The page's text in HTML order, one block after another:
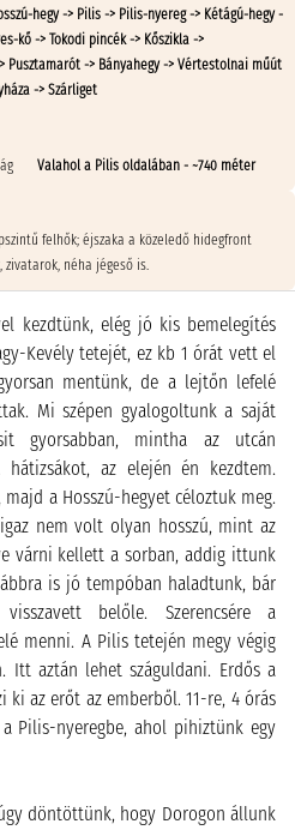
hegy -> Pilis -> Pilis-nyereg -> Kétágú-hegy -
kő -> Tokodi pincék -> Kőszikla ->
Pusztamarót -> Bányahegy -> Vértestolnai műút
-> Szárliget
Valahol a Pilis oldalában - ~740 méter
felhők; éjszaka a közeledő hidegfront
néha jégeső is.
kezdtünk, elég jó kis bemelegítés
Kevély tetejét, ez kb 1 órát vett el
mentünk, de a lejtőn lefelé
Mi szépen gyalogoltunk a saját
gyorsabban, mintha az utcán
az elején én kezdtem.
a Hosszú-hegyet céloztuk meg.
nem volt olyan hosszú, mint az
várni kellett a sorban, addig ittunk
is jó tempóban haladtunk, bár
belőle. Szerencsére a
menni. A Pilis tetején megy végig
Itt aztán lehet száguldani. Erdős a
ki az erőt az emberből. 11-re, 4 órás
Pilis-nyeregbe, ahol pihiztünk egy
döntöttünk, hogy Dorogon állunk